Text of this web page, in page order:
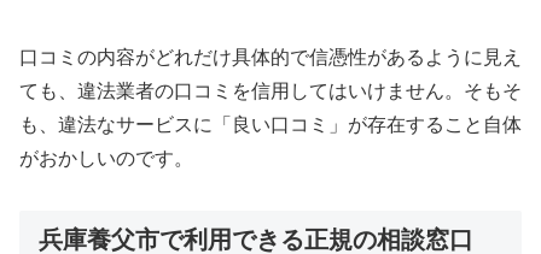
口コミの内容がどれだけ具体的で信憑性があるように見え
ても、違法業者の口コミを信用してはいけません。そもそ
も、違法なサービスに「良い口コミ」が存在すること自体
がおかしいのです。
兵庫養父市で利用できる正規の相談窓口